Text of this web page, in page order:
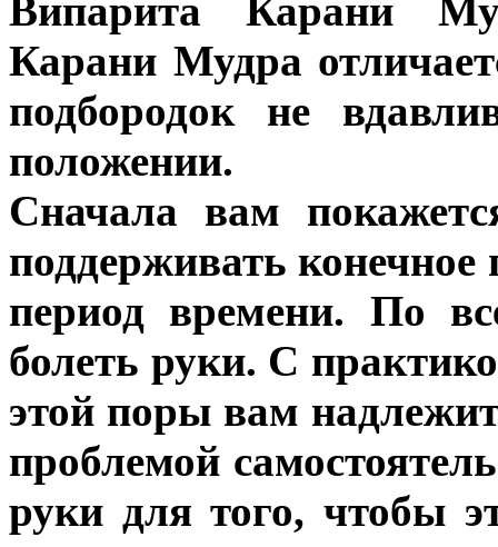
Випарита Карани
Карани Мудра
подбородок не
положении.
Сначала вам
поддерживать
период времени. По
болеть руки. С
этой поры вам
проблемой
руки для того, чтобы